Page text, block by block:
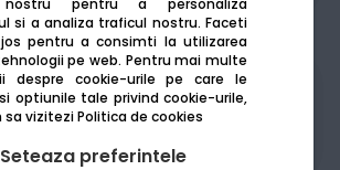
si a analiza traficul nostru. Faceti
pentru a consimti la utilizarea
pe web. Pentru mai multe
despre cookie-urile pe care le
optiunile tale privind cookie-urile,
sa viziteziPolitica de cookies
Seteaza preferintele
sunt disponibile pe platforma de
publiceSEAP/SICAP